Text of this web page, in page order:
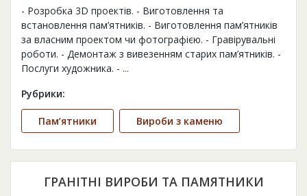
- Розробка 3D проектів. - Виготовлення та
встановлення пам’ятників. - Виготовлення пам’ятників
за власним проектом чи фотографією. - Гравірувальні
роботи. - Демонтаж з вивезенням старих пам’ятників. -
Послуги художника. - ...
Рубрики:
Пам’ятники Вироби з каменю
ГРАНІТНІ ВИРОБИ ТА ПАМЯТНИКИ